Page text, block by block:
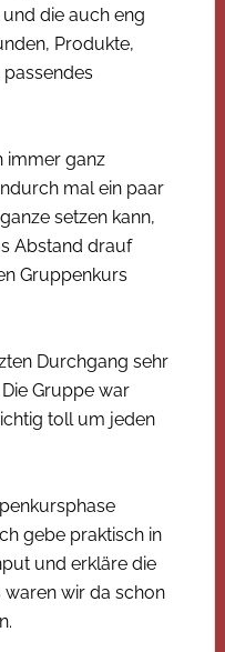
die auch eng
Produkte,
immer ganz
mal ein paar
setzen kann,
Abstand drauf
Gruppenkurs
Durchgang sehr
Gruppe war
toll um jeden
gebe praktisch in
und erkläre die
wir da schon